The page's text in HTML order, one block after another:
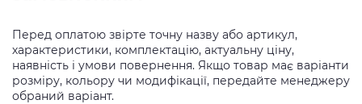
Перед оплатою звірте точну назву або артикул,
характеристики, комплектацію, актуальну ціну,
наявність і умови повернення. Якщо товар має варіанти
розміру, кольору чи модифікації, передайте менеджеру
обраний варіант.